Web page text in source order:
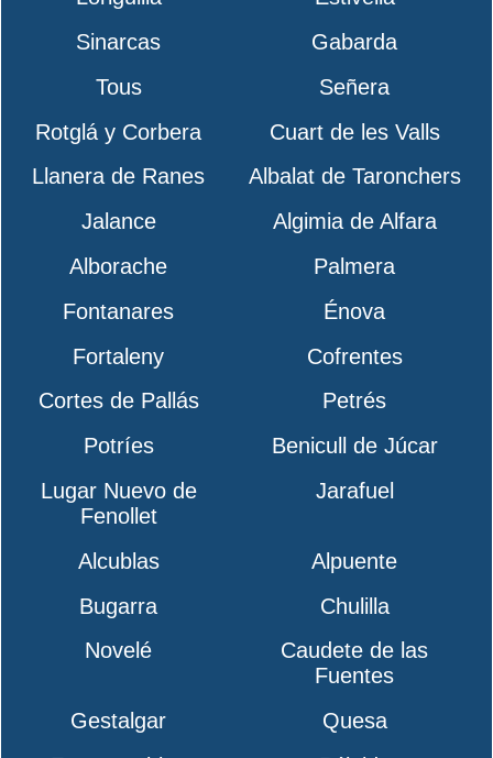
Sinarcas
Gabarda
Tous
Señera
Rotglá y Corbera
Cuart de les Valls
Llanera de Ranes
Albalat de Taronchers
Jalance
Algimia de Alfara
Alborache
Palmera
Fontanares
Énova
Fortaleny
Cofrentes
Cortes de Pallás
Petrés
Potríes
Benicull de Júcar
Lugar Nuevo de
Fenollet
Jarafuel
Alcublas
Alpuente
Bugarra
Chulilla
Novelé
Caudete de las
Fuentes
Gestalgar
Quesa